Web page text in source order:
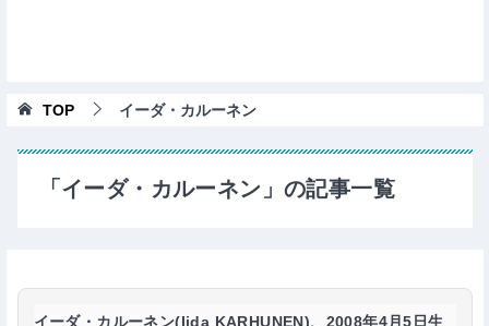
TOP イーダ・カルーネン
「イーダ・カルーネン」の記事一覧
イーダ・カルーネン(Iida KARHUNEN)、2008年4月5日生